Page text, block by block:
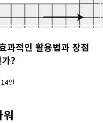
과적인 활용법과 장점
?
일